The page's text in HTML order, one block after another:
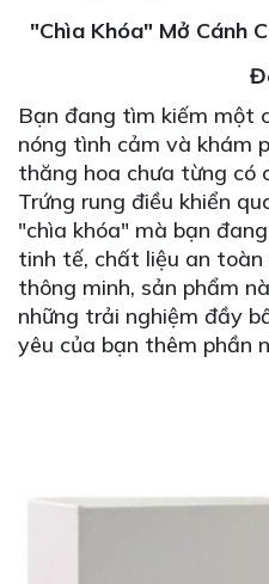
"Chìa Khóa" Mở Cánh
Bạn đang tìm kiếm một
nóng tình cảm và khám
thăng hoa chưa từng có
Trứng rung điều khiển
"chìa khóa" mà bạn
tinh tế, chất liệu an
thông minh, sản phẩm
những trải nghiệm đầy
yêu của bạn thêm phần